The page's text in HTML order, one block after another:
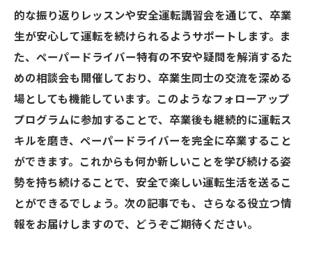
的な振り返りレッスンや安全運転講習会を通じて、卒業
生が安心して運転を続けられるようサポートします。ま
た、ペーパードライバー特有の不安や疑問を解消するた
めの相談会も開催しており、卒業生同士の交流を深める
場としても機能しています。このようなフォローアップ
プログラムに参加することで、卒業後も継続的に運転ス
キルを磨き、ペーパードライバーを完全に卒業すること
ができます。これからも何か新しいことを学び続ける姿
勢を持ち続けることで、安全で楽しい運転生活を送るこ
とができるでしょう。次の記事でも、さらなる役立つ情
報をお届けしますので、どうぞご期待ください。